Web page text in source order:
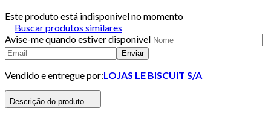
Este produto está indisponivel no momento
Buscar produtos similares
Avise-me quando estiver disponivel
Enviar
Vendido e entregue por:LOJAS LE BISCUIT S/A
Descrição do produto